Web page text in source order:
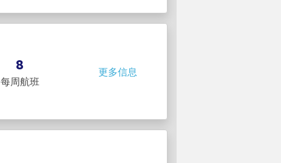
8
每周航班
更多信息